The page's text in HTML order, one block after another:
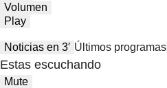
Volumen
Play
Noticias en 3′ Últimos programas
Estas escuchando
Mute